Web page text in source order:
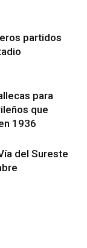
partidos
para
que
1936
del Sureste